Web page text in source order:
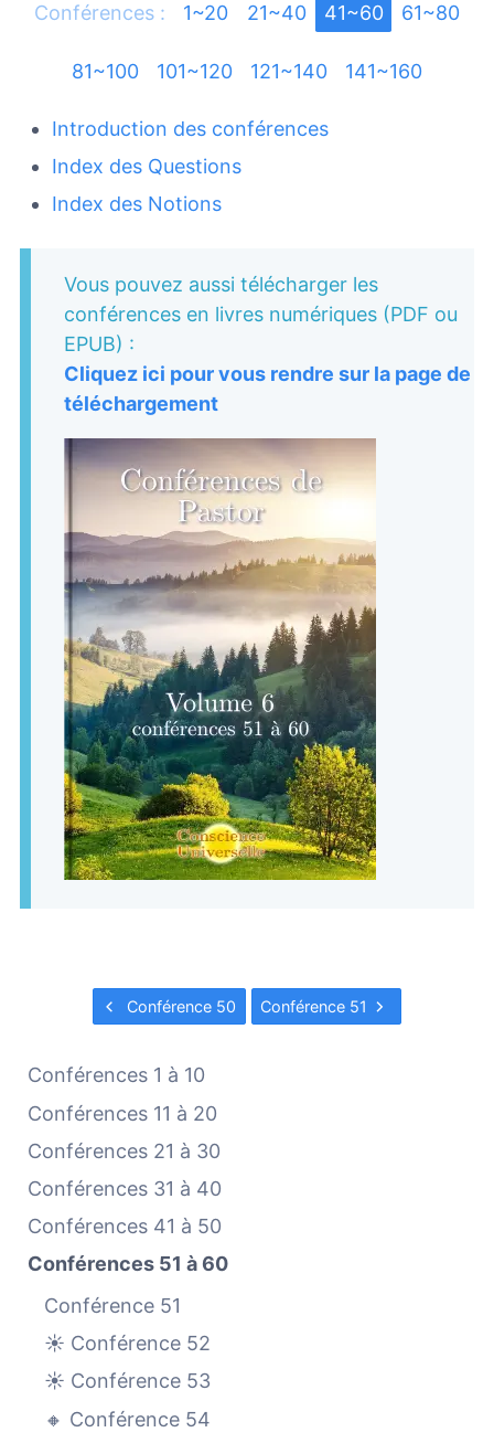
Conférences : 1~20 21~40 41~60 61~80
81~100 101~120 121~140 141~160
Introduction des conférences
Index des Questions
Index des Notions
Vous pouvez aussi télécharger les
conférences en livres numériques (PDF ou
EPUB) :
Cliquez ici pour vous rendre sur la page de
téléchargement
Conférence 50 Conférence 51
Conférences 1 à 10
Conférences 11 à 20
Conférences 21 à 30
Conférences 31 à 40
Conférences 41 à 50
Conférences 51 à 60
Conférence 51
☀️ Conférence 52
☀️ Conférence 53
🔸 Conférence 54